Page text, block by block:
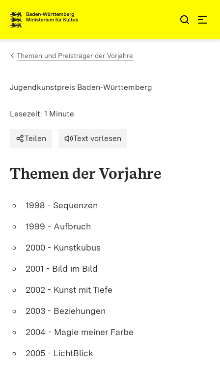
Zum Inhalt springen
Link zur Startseite
Themen und Preisträger der Vorjahre
Jugendkunstpreis Baden-Württemberg
Lesezeit: 1 Minute
Teilen Text vorlesen
Themen der Vorjahre
1998 - Sequenzen
1999 - Aufbruch
2000 - Kunstkubus
2001 - Bild im Bild
2002 - Kunst mit Tiefe
2003 - Beziehungen
2004 - Magie meiner Farbe
2005 - LichtBlick